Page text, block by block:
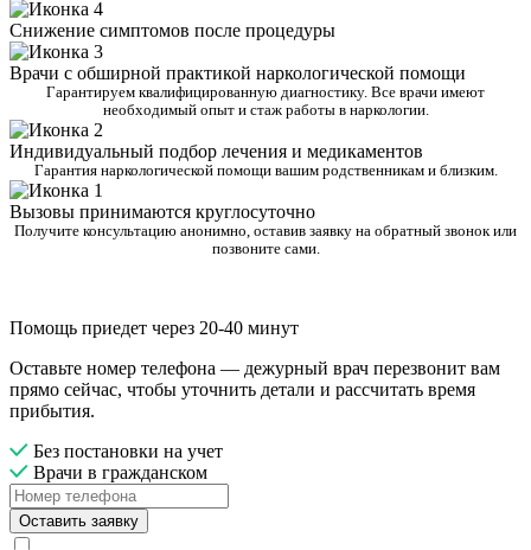
Снижение симптомов после процедуры
Врачи с обширной практикой наркологической помощи
Гарантируем квалифицированную диагностику. Все врачи имеют
необходимый опыт и стаж работы в наркологии.
Индивидуальный подбор лечения и медикаментов
Гарантия наркологической помощи вашим родственникам и близким.
Вызовы принимаются круглосуточно
Получите консультацию анонимно, оставив заявку на обратный звонок или
позвоните сами.
Помощь приедет через 20-40 минут
Оставьте номер телефона — дежурный врач перезвонит вам
прямо сейчас, чтобы уточнить детали и рассчитать время
прибытия.
Без постановки на учет
Врачи в гражданском
Оставить заявку